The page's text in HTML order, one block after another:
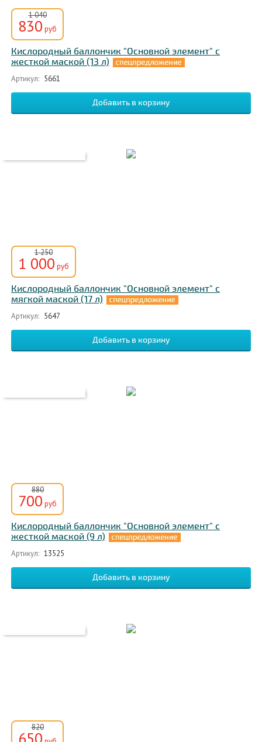
1 040
830 руб
Кислородный баллончик "Основной элемент" с
жесткой маской (13 л)
Артикул: 5661
1 250
1 000 руб
Кислородный баллончик "Основной элемент" с
мягкой маской (17 л)
Артикул: 5647
880
700 руб
Кислородный баллончик "Основной элемент" с
жесткой маской (9 л)
Артикул: 13525
820